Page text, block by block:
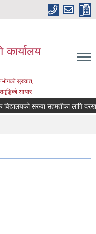
कार्यालय
सुरुवात,
आधार
सरुवा सहमतीका लागि